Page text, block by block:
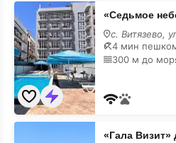
«Седьмое
небо»
гостиница
на
карте
«Седьмое
с. Витязево,
4 мин
300 м до
«Гала
«Гала